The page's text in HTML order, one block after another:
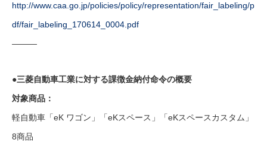
http://www.caa.go.jp/policies/policy/representation/fair_labeling/p
df/fair_labeling_170614_0004.pdf
———
●三菱自動車工業に対する課徴金納付命令の概要
対象商品：
軽自動車「eK ワゴン」「eKスペース」「eKスペースカスタム」
8商品